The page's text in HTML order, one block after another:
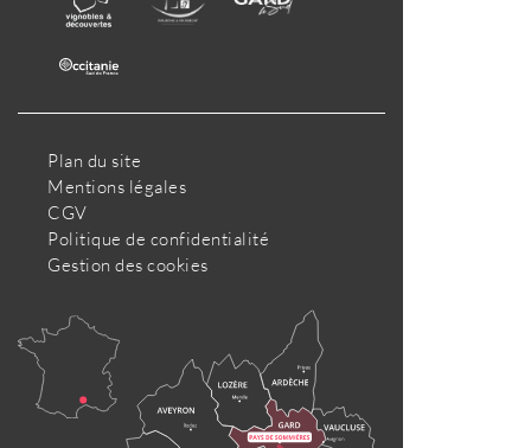
Plan du site
Mentions légales
CGV
Politique de confidentialité
Gestion des cookies